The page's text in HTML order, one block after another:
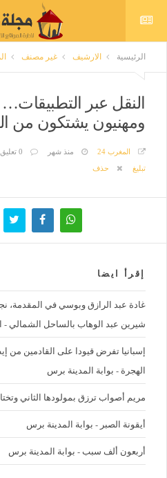
الرئيسية الارشيف غير مصنف
النقل عبر التطبيقات…
ومهنيون يشتكون من
المغرب 24 منذ شهر 0 تعليق
تبليغ
حذف
إقرأ ايضا
غادة عبد الرازق وبوسي في المقدمة،
شيرين عبد الوهاب بالساحل الشمالي -
إسبانيا تفرض قيودا على القادمين من
الهجرة - بوابة المدينة برس
مريم أصواب ترزق بمولودها الثاني
أيقونة الصبر - بوابة المدينة برس
أربعون ألف سبب - بوابة المدينة برس